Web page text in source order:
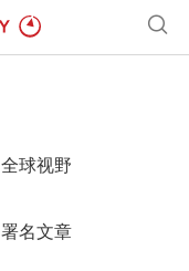
全球视野
署名文章